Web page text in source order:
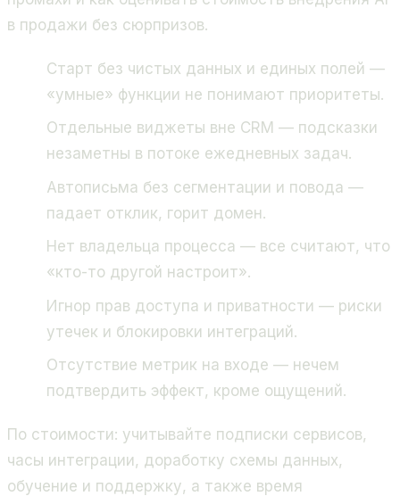
в продажи без сюрпризов.
Старт без чистых данных и единых полей —
«умные» функции не понимают приоритеты.
Отдельные виджеты вне CRM — подсказки
незаметны в потоке ежедневных задач.
Автописьма без сегментации и повода —
падает отклик, горит домен.
Нет владельца процесса — все считают, что
«кто-то другой настроит».
Игнор прав доступа и приватности — риски
утечек и блокировки интеграций.
Отсутствие метрик на входе — нечем
подтвердить эффект, кроме ощущений.
По стоимости: учитывайте подписки сервисов,
часы интеграции, доработку схемы данных,
обучение и поддержку, а также время